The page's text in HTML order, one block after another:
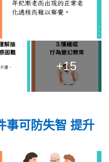
+15
事可防失智 提升